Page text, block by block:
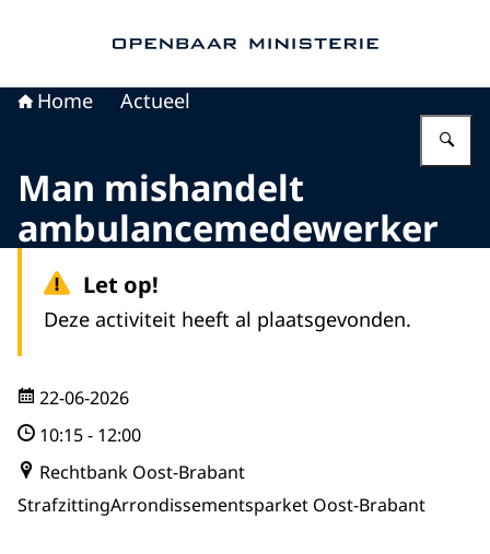
Home Actueel
Man mishandelt
ambulancemedewerker
Let op!
Deze activiteit heeft al plaatsgevonden.
22-06-2026
10:15- 12:00
Rechtbank Oost-Brabant
StrafzittingArrondissementsparket Oost-Brabant